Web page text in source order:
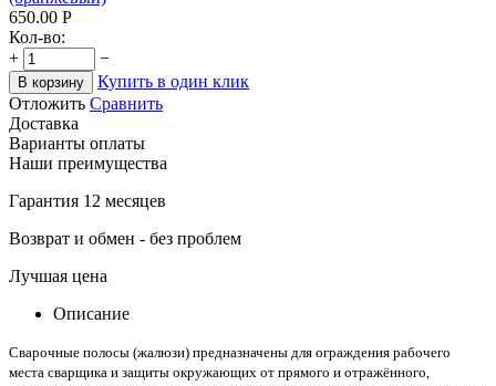
650.00 Р
Кол-во:
+
−
В корзину
Купить в один клик
Отложить Сравнить
Доставка
Варианты оплаты
Наши преимущества
Гарантия 12 месяцев
Возврат и обмен - без проблем
Лучшая цена
Описание
Сварочные полосы (жалюзи) предназначены для ограждения рабочего
места сварщика и защиты окружающих от прямого и отражённого,